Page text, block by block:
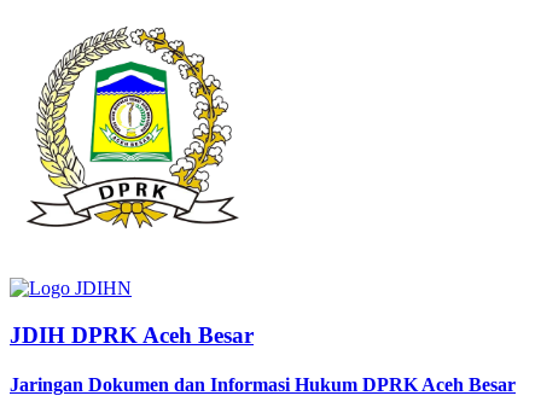
JDIH DPRK Aceh Besar
Jaringan Dokumen dan Informasi Hukum DPRK Aceh Besar